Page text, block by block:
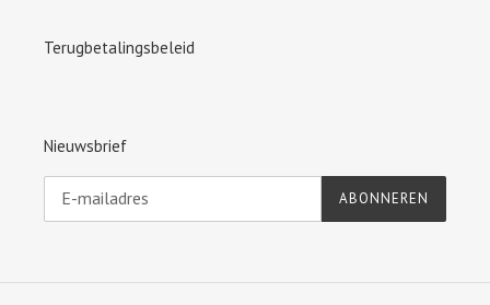
Terugbetalingsbeleid
Nieuwsbrief
ABONNEREN